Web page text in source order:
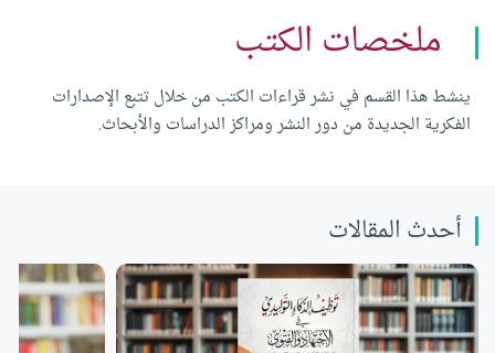
ملخصات الكتب
ينشط هذا القسم في نشر قراءات الكتب من خلال تتبع الإصدارات
الفكرية الجديدة من دور النشر ومراكز الدراسات والأبحاث.
أحدث المقالات